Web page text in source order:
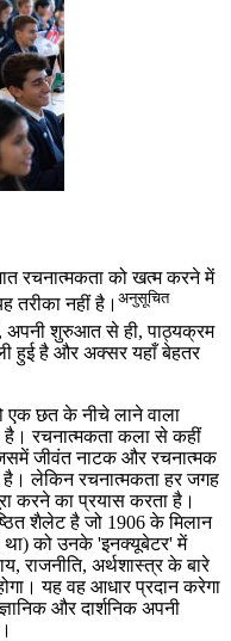
रचनात्मकता को खत्म करने में
तरीका नहीं है। अनुसूचित
अपनी शुरुआत से ही, पाठ्यक्रम
हुई है और अक्सर यहाँ बेहतर
एक छत के नीचे लाने वाला
है। रचनात्मकता कला से कहीं
जीवंत नाटक और रचनात्मक
लेकिन रचनात्मकता हर जगह
करने का प्रयास करता है।
शैलेट है जो 1906 के मिलान
था) को उनके 'इनक्यूबेटर' में
राजनीति, अर्थशास्त्र के बारे
यह वह आधार प्रदान करेगा
और दार्शनिक अपनी